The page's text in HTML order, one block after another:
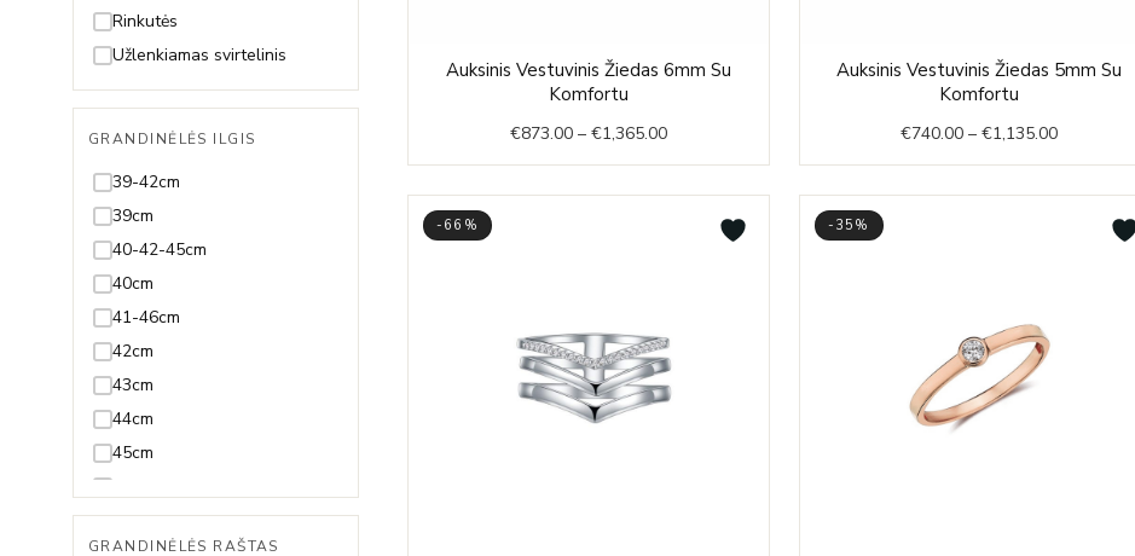
Špinelis
Sultanitas
Swarovski
Topazas
Turkis
Turmalinas
19-23cm
19,5cm
19cm
20,5-23,5cm
20,5cm
20cm
21,5cm
21cm
22,5cm
22cm
23,5cm
23cm
24cm
Rinkutės
Užlenkiamas svirtelinis
GRANDINĖLĖS ILGIS
39-42cm
39cm
40-42-45cm
40cm
41-46cm
42cm
43cm
44cm
45cm
47-50cm
GRANDINĖLĖS RAŠTAS
Auksinis Vestuvinis Žiedas 6mm Su
Komfortu
€873.00 – €1,365.00
range:
through
€1,365.00
Auksinis Vestuvinis Žiedas 5mm Su
Komfortu
€740.00 – €1,135.00
range:
through
€1,135.00
-66% -35%